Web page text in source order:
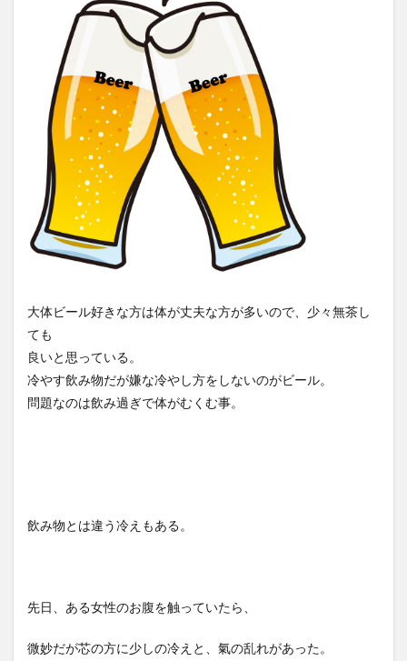
大体ビール好きな方は体が丈夫な方が多いので、少々無茶し
ても
良いと思っている。
冷やす飲み物だが嫌な冷やし方をしないのがビール。
問題なのは飲み過ぎで体がむくむ事。
飲み物とは違う冷えもある。
先日、ある女性のお腹を触っていたら、
微妙だが芯の方に少しの冷えと、氣の乱れがあった。